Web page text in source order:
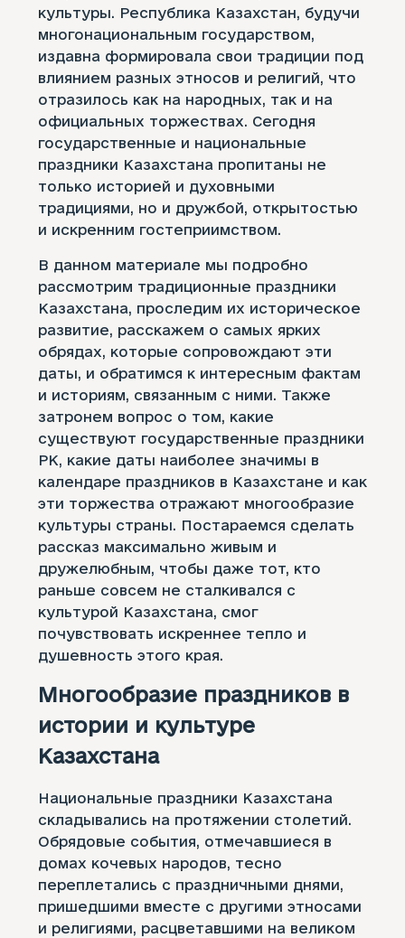
культуры. Республика Казахстан, будучи
многонациональным государством,
издавна формировала свои традиции под
влиянием разных этносов и религий, что
отразилось как на народных, так и на
официальных торжествах. Сегодня
государственные и национальные
праздники Казахстана пропитаны не
только историей и духовными
традициями, но и дружбой, открытостью
и искренним гостеприимством.
В данном материале мы подробно
рассмотрим традиционные праздники
Казахстана, проследим их историческое
развитие, расскажем о самых ярких
обрядах, которые сопровождают эти
даты, и обратимся к интересным фактам
и историям, связанным с ними. Также
затронем вопрос о том, какие
существуют государственные праздники
РК, какие даты наиболее значимы в
календаре праздников в Казахстане и как
эти торжества отражают многообразие
культуры страны. Постараемся сделать
рассказ максимально живым и
дружелюбным, чтобы даже тот, кто
раньше совсем не сталкивался с
культурой Казахстана, смог
почувствовать искреннее тепло и
душевность этого края.
Многообразие праздников в
истории и культуре
Казахстана
Национальные праздники Казахстана
складывались на протяжении столетий.
Обрядовые события, отмечавшиеся в
домах кочевых народов, тесно
переплетались с праздничными днями,
пришедшими вместе с другими этносами
и религиями, расцветавшими на великом